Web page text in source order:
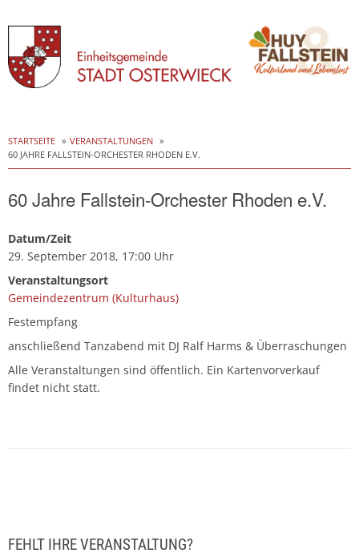
to
content
STARTSEITE
VERANSTALTUNGEN
60 JAHRE FALLSTEIN-ORCHESTER RHODEN E.V.
60 Jahre Fallstein-Orchester Rhoden e.V.
Datum/Zeit
29. September 2018, 17:00 Uhr
Veranstaltungsort
Gemeindezentrum (Kulturhaus)
Festempfang
anschließend Tanzabend mit DJ Ralf Harms & Überraschungen
Alle Veranstaltungen sind öffentlich. Ein Kartenvorverkauf
findet nicht statt.
FEHLT IHRE VERANSTALTUNG?